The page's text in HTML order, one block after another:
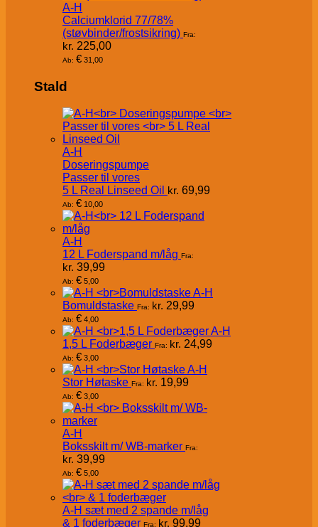
A-H
Calciumklorid 77/78%
(støvbinder/frostsikring) Fra:
kr. 225,00
Ab: € 31,00
Stald
A-H
Doseringspumpe
Passer til vores
5 L Real Linseed Oil kr. 69,99
Ab: € 10,00
A-H
12 L Foderspand m/låg Fra:
kr. 39,99
Ab: € 5,00
A-H
Bomuldstaske Fra: kr. 29,99
Ab: € 4,00
A-H
1,5 L Foderbæger Fra: kr. 24,99
Ab: € 3,00
A-H
Stor Høtaske Fra: kr. 19,99
Ab: € 3,00
A-H
Boksskilt m/ WB-marker Fra:
kr. 39,99
Ab: € 5,00
A-H sæt med 2 spande m/låg
& 1 foderbæger Fra: kr. 99,99